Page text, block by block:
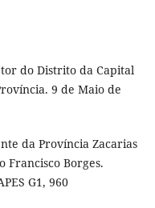
do Distrito da Capital
9 de Maio de
da Província Zacarias
Francisco Borges.
G1, 960